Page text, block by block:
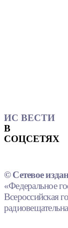
ИС ВЕСТИ
В
СОЦСЕТЯХ
© Сетевое
«Федеральное
Всероссийская